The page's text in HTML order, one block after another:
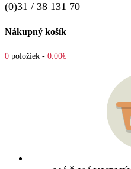
(0)31 / 38 131 70
Nákupný košík
0 položiek - 0.00€